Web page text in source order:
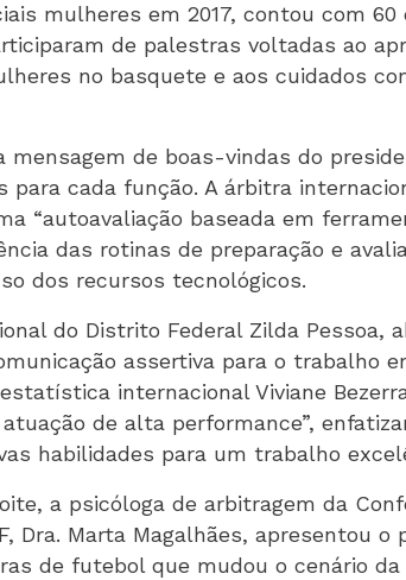
mulheres em 2017, contou com 60
de palestras voltadas ao
no basquete e aos cuidados
de boas-vindas do
cada função. A árbitra
“autoavaliação baseada em
das rotinas de preparação e
dos recursos tecnológicos.
do Distrito Federal Zilda Pessoa,
assertiva para o trabalho
internacional Viviane
de alta performance”,
habilidades para um trabalho
a psicóloga de arbitragem da
Dra. Marta Magalhães, apresentou o
de futebol que mudou o cenário